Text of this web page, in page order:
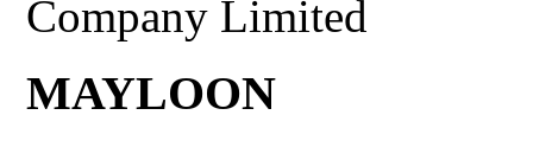
Company Limited
MAYLOON